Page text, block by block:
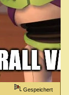
Gespeichert